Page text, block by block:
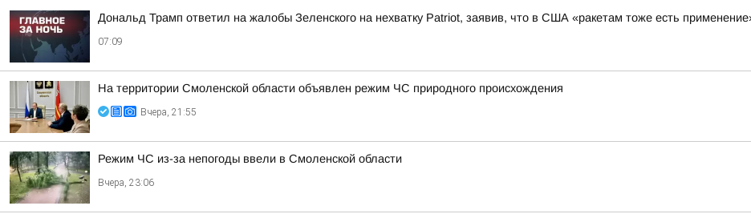
Дональд Трамп ответил на жалобы Зеленского на нехватку Patriot, заявив, что в США «ракетам тоже есть
07:09
На территории Смоленской области объявлен режим ЧС природного происхождения
Вчера, 21:55
Режим ЧС из-за непогоды ввели в Смоленской области
Вчера, 23:06